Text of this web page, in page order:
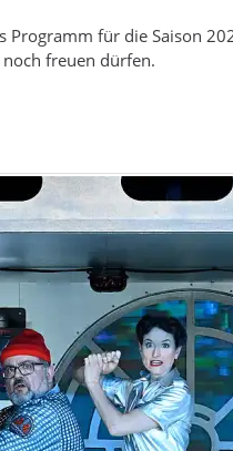
Programm für die Saison
freuen dürfen.